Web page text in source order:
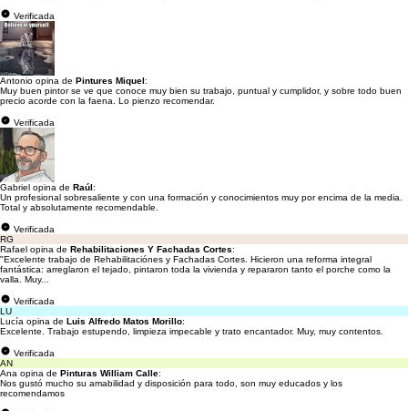
Verificada
Antonio opina de Pintures Miquel:
Muy buen pintor se ve que conoce muy bien su trabajo, puntual y cumplidor, y sobre todo buen
precio acorde con la faena. Lo pienzo recomendar.
Verificada
Gabriel opina de Raúl:
Un profesional sobresaliente y con una formación y conocimientos muy por encima de la media.
Total y absolutamente recomendable.
Verificada
RG
Rafael opina de Rehabilitaciones Y Fachadas Cortes:
"Excelente trabajo de Rehabilitaciónes y Fachadas Cortes. Hicieron una reforma integral
fantástica: arreglaron el tejado, pintaron toda la vivienda y repararon tanto el porche como la
valla. Muy...
Verificada
LU
Lucía opina de Luis Alfredo Matos Morillo:
Excelente. Trabajo estupendo, limpieza impecable y trato encantador. Muy, muy contentos.
Verificada
AN
Ana opina de Pinturas William Calle:
Nos gustó mucho su amabilidad y disposición para todo, son muy educados y los
recomendamos